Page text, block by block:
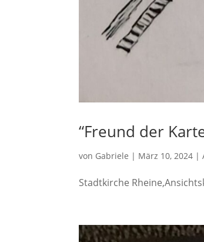
“Freund der
von Gabriele | März 10, 2024 |
Stadtkirche